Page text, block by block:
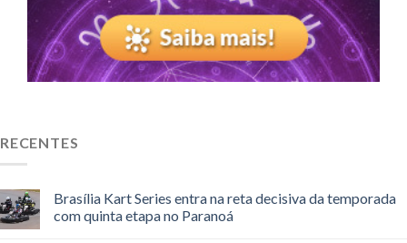
RECENTES
Brasília Kart Series entra na reta decisiva da temporada
com quinta etapa no Paranoá